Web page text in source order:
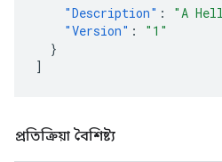
"Description" :
"A
"Version" :
"1"
}
]
প্রতিক্রিয়া বৈশিষ্ট্য